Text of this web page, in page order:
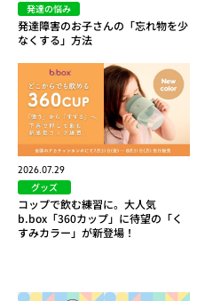
発達の悩み
発達障害のお子さんの「忘れ物を少
なくする」方法
2026.07.29
グッズ
コップで飲む練習に。大人気
b.box「360カップ」に待望の「く
すみカラー」が新登場！